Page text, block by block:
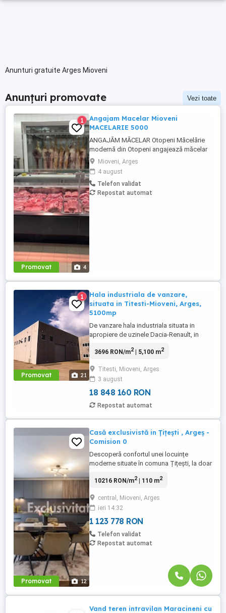
Anunturi gratuite Arges Mioveni
Anunțuri promovate Vezi toate
Promovat 4
1
Angajam Macelar Mioveni
MACELARIE 5000
ANGAJĂM MĂCELAR Otopeni Măcelărie
modernă din Otopeni angajează măcelar
cu experiență. Cerințe: Experiență în
tranșarea și fasonarea cărnii de porc, vită
și pasăre; Seriozitate, atenție la detalii și
spirit de echipă; Respectarea normelor de
igienă și siguranță alimentară; Experiența
Mioveni, Arges
4 august
Telefon validat
Repostat automat
Promovat 21
1
Hala industriala de vanzare,
situata in Titesti-Mioveni, Arges,
5100mp
De vanzare hala industriala situata in
apropiere de uzinele Dacia-Renault, in
Este amplasata pe un teren de 25 000 mp,
facilitatile. 1. Date generale : Tip
proprietate: hală industrială spațiu de
producție An ...
3696 RON/m2| 5,100 m2
Titesti, Mioveni, Arges
3 august
18 848 160 RON
Repostat automat
Promovat 12
Casă exclusivistă in Țițești , Argeș -
Comision 0
Descoperă confortul unei locuințe
moderne situate în comuna Țițești, la doar
peisaje deosebite. Această casă,
pentru uz personal, ceea ce se reflectă în
calitatea superioară a materialelor și
atenția la detalii. Proprietatea ...
10216 RON/m2| 110 m2
central, Mioveni, Arges
ieri 14:32
1 123 778 RON
Telefon validat
Repostat automat
Vand teren intravilan Maracineni cu